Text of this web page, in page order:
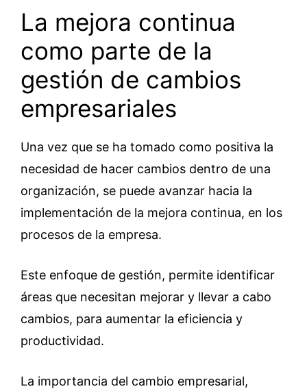
La mejora continua
como parte de la
gestión de cambios
empresariales
Una vez que se ha tomado como positiva la
necesidad de hacer cambios dentro de una
organización, se puede avanzar hacia la
implementación de la mejora continua, en los
procesos de la empresa.
Este enfoque de gestión, permite identificar
áreas que necesitan mejorar y llevar a cabo
cambios, para aumentar la eficiencia y
productividad.
La importancia del cambio empresarial,